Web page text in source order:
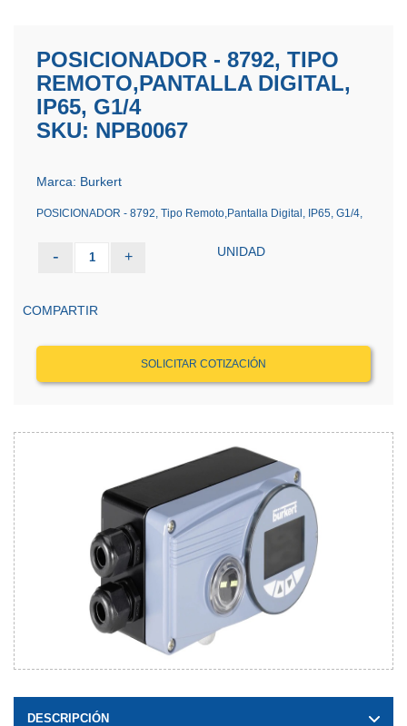
POSICIONADOR - 8792, TIPO
REMOTO,PANTALLA DIGITAL,
IP65, G1/4
SKU: NPB0067
Marca: Burkert
POSICIONADOR - 8792, Tipo Remoto,Pantalla Digital, IP65, G1/4,
- 1 + UNIDAD
COMPARTIR
SOLICITAR COTIZACIÓN
DESCRIPCIÓN